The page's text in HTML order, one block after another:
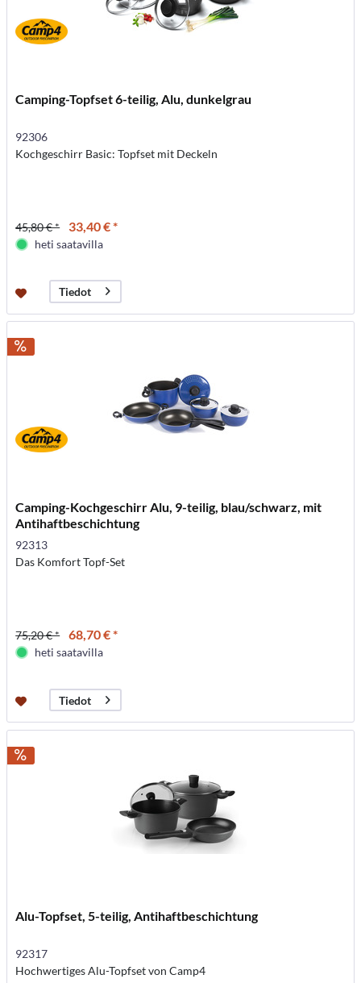
Camping-Topfset 6-teilig, Alu, dunkelgrau
92306
Kochgeschirr Basic: Topfset mit Deckeln
45,80 € * 33,40 € *
heti saatavilla
Tiedot
Camping-Kochgeschirr Alu, 9-teilig, blau/schwarz, mit
Antihaftbeschichtung
92313
Das Komfort Topf-Set
75,20 € * 68,70 € *
heti saatavilla
Tiedot
Alu-Topfset, 5-teilig, Antihaftbeschichtung
92317
Hochwertiges Alu-Topfset von Camp4